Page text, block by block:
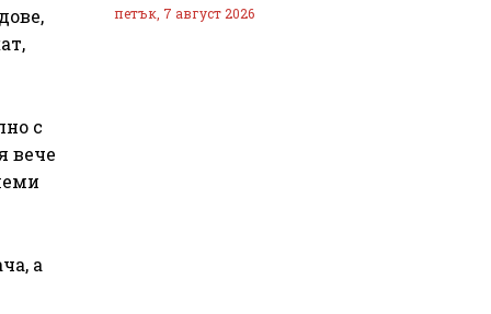
с
вече
а
петък, 7 август 2026